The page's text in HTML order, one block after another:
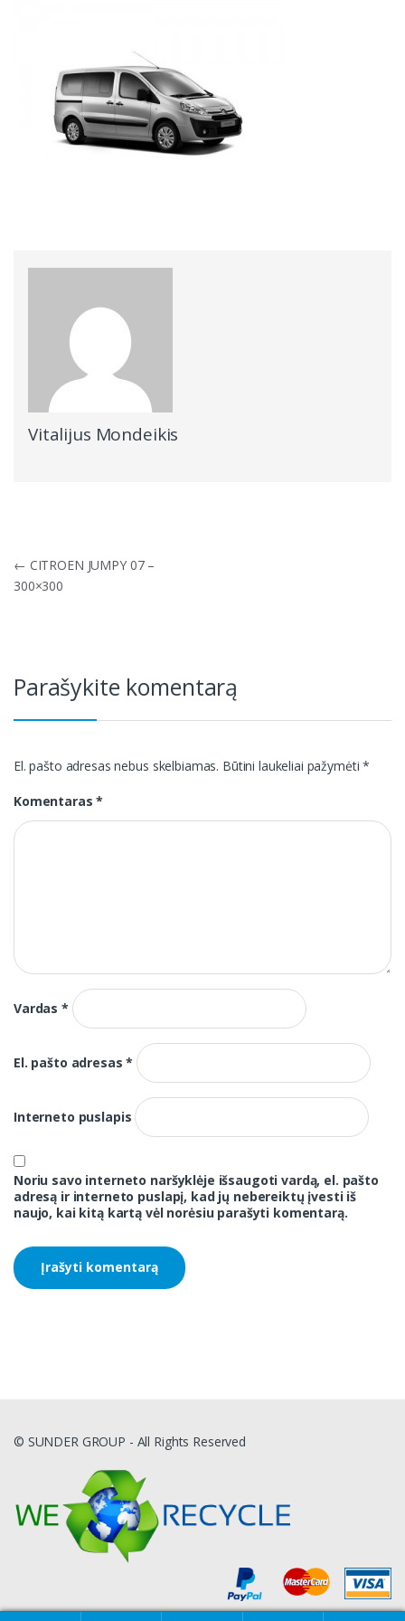
Vitalijus Mondeikis
Navigacija
tarp
įrašų
← CITROEN JUMPY 07 –
300×300
Parašykite komentarą
El. pašto adresas nebus skelbiamas. Būtini laukeliai pažymėti*
Komentaras*
Vardas*
El. pašto adresas*
Interneto puslapis
Noriu savo interneto naršyklėje išsaugoti vardą, el. pašto
adresą ir interneto puslapį, kad jų nebereiktų įvesti iš
naujo, kai kitą kartą vėl norėsiu parašyti komentarą.
© SUNDER GROUP - All Rights Reserved